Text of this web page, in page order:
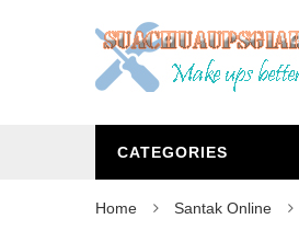
CATEGORIES
Home Santak Online